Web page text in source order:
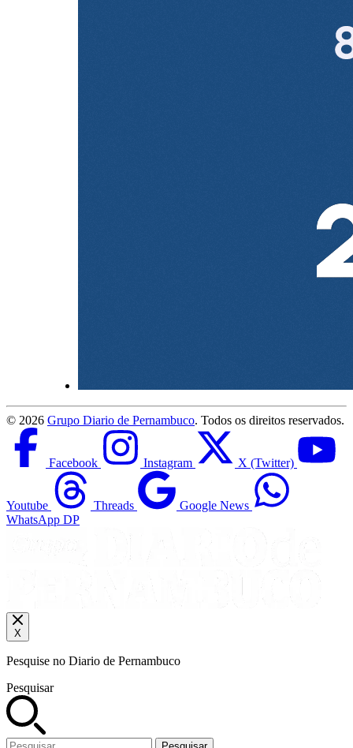
© 2026 Grupo Diario de Pernambuco. Todos os direitos reservados.
Facebook Instagram X (Twitter)
Youtube Threads
Google News
WhatsApp DP
X
Pesquise no Diario de Pernambuco
Pesquisar